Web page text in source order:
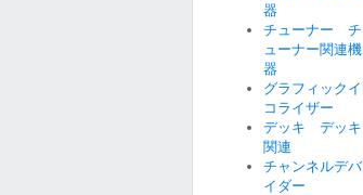
器
チューナー チ
ューナー関連機
器
グラフィックイ
コライザー
デッキ デッキ
関連
チャンネルデバ
イダー